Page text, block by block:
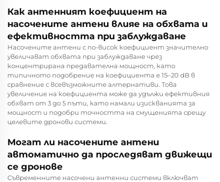
Как антенният коефициент на
насочените антени влияе на обхвата и
ефективността при заблуждаване
Насочените антени с по-висок коефициент значително
увеличават обхвата при заблуждаване чрез
концентрирана предавателна мощност, като
типичното подобрение на коефициента е 15–20 dB в
сравнение с всевъзможните алтернативи. Това
увеличение на коефициента може да удължи ефективния
обхват от 3 до 5 пъти, като намали изискванията за
мощност и подобри точността на смущенията срещу
целевите дронови системи.
Могат ли насочените антени
автоматично да проследяват движещи
се дронове
Съвременните насочени антенни системи включват